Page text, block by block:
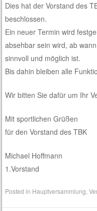
Dies hat der Vorstand des
beschlossen.
Ein neuer Termin wird
absehbar sein wird, ab
sinnvoll und möglich ist.
Bis dahin bleiben alle
Wir bitten Sie dafür um Ihr
Mit sportlichen Grüßen
für den Vorstand des TBK
Michael Hoffmann
1.Vorstand
Posted in Hauptversammlung ,